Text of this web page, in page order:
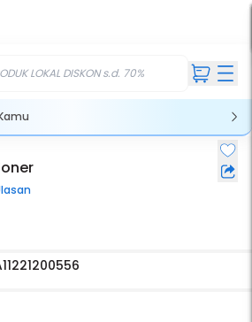
LOKAL DISKON s.d. 70%